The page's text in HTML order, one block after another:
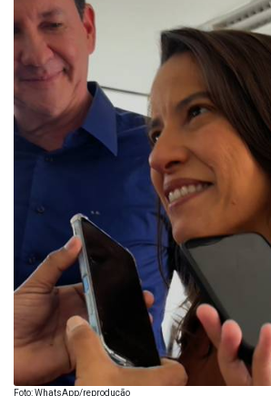
Foto: WhatsApp/reprodução